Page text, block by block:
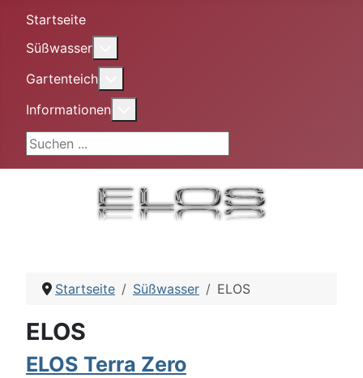
Startseite
Süßwasser
Gartenteich
Informationen
Suchen ...
Startseite Süßwasser ELOS
ELOS
ELOS Terra Zero